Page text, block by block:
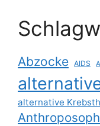
Abzocke AIDS
alternative